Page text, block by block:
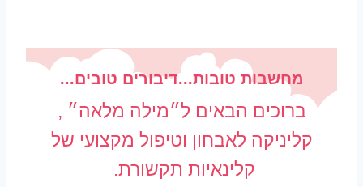
מחשבות טובות...דיבורים טובים...
ברוכים הבאים ל״מילה מלאה״ ,
קליניקה לאבחון וטיפול מקצועי של
קלינאיות תקשורת.